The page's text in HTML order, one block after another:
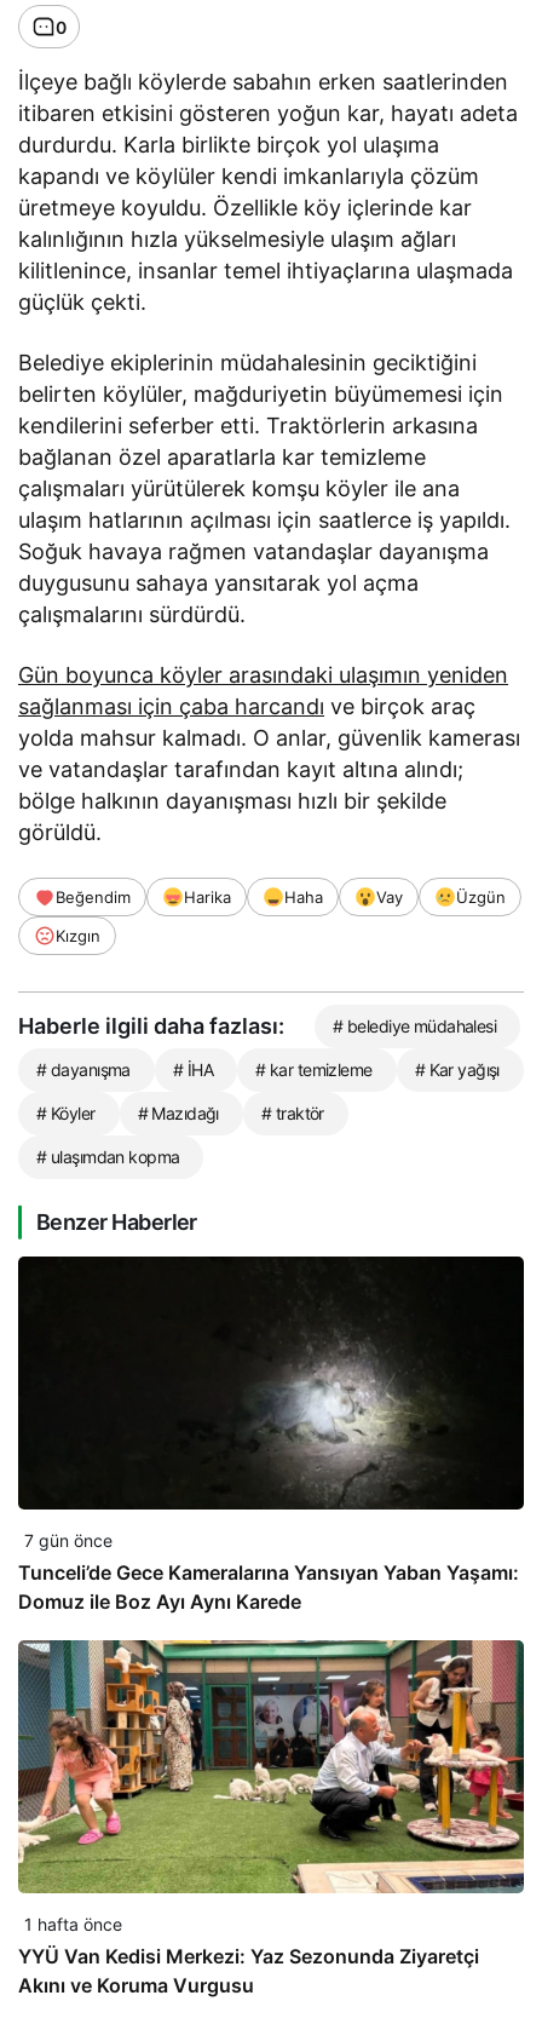
0
İlçeye bağlı köylerde sabahın erken saatlerinden
itibaren etkisini gösteren yoğun kar, hayatı adeta
durdurdu. Karla birlikte birçok yol ulaşıma
kapandı ve köylüler kendi imkanlarıyla çözüm
üretmeye koyuldu. Özellikle köy içlerinde kar
kalınlığının hızla yükselmesiyle ulaşım ağları
kilitlenince, insanlar temel ihtiyaçlarına ulaşmada
güçlük çekti.
Belediye ekiplerinin müdahalesinin geciktiğini
belirten köylüler, mağduriyetin büyümemesi için
kendilerini seferber etti. Traktörlerin arkasına
bağlanan özel aparatlarla kar temizleme
çalışmaları yürütülerek komşu köyler ile ana
ulaşım hatlarının açılması için saatlerce iş yapıldı.
Soğuk havaya rağmen vatandaşlar dayanışma
duygusunu sahaya yansıtarak yol açma
çalışmalarını sürdürdü.
Gün boyunca köyler arasındaki ulaşımın yeniden
sağlanması için çaba harcandı ve birçok araç
yolda mahsur kalmadı. O anlar, güvenlik kamerası
ve vatandaşlar tarafından kayıt altına alındı;
bölge halkının dayanışması hızlı bir şekilde
görüldü.
Beğendim Harika Haha Vay
Üzgün
Kızgın
Haberle ilgili daha fazlası: # belediye müdahalesi
# dayanışma # İHA # kar temizleme # Kar yağışı
# Köyler # Mazıdağı # traktör
# ulaşımdan kopma
Benzer Haberler
7 gün önce
Tunceli’de Gece Kameralarına Yansıyan Yaban Yaşamı:
Domuz ile Boz Ayı Aynı Karede
1 hafta önce
YYÜ Van Kedisi Merkezi: Yaz Sezonunda Ziyaretçi
Akını ve Koruma Vurgusu